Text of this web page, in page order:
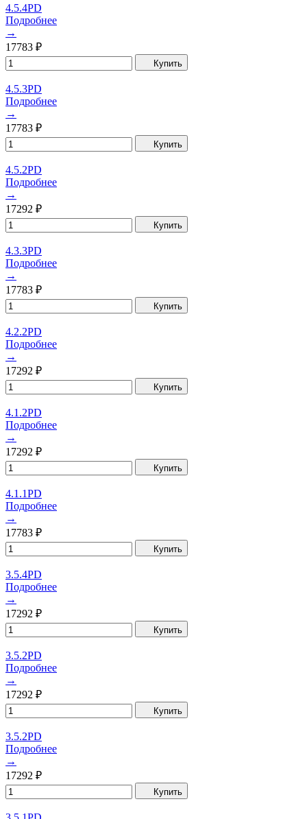
4.5.4PD
Подробнее
→
17783 ₽
Купить
4.5.3PD
Подробнее
→
17783 ₽
Купить
4.5.2PD
Подробнее
→
17292 ₽
Купить
4.3.3PD
Подробнее
→
17783 ₽
Купить
4.2.2PD
Подробнее
→
17292 ₽
Купить
4.1.2PD
Подробнее
→
17292 ₽
Купить
4.1.1PD
Подробнее
→
17783 ₽
Купить
3.5.4PD
Подробнее
→
17292 ₽
Купить
3.5.2PD
Подробнее
→
17292 ₽
Купить
3.5.2PD
Подробнее
→
17292 ₽
Купить